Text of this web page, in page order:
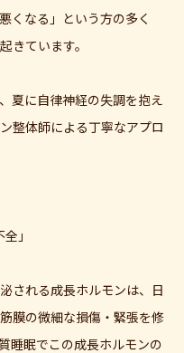
くなる」という方の多く
きています。
夏に自律神経の失調を抱え
整体師による丁寧なアプロ
」
される成長ホルモンは、日
膜の微細な損傷・緊張を修
睡眠でこの成長ホルモンの